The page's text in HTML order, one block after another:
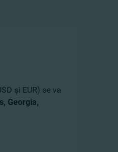
şi EUR) se va
Georgia,